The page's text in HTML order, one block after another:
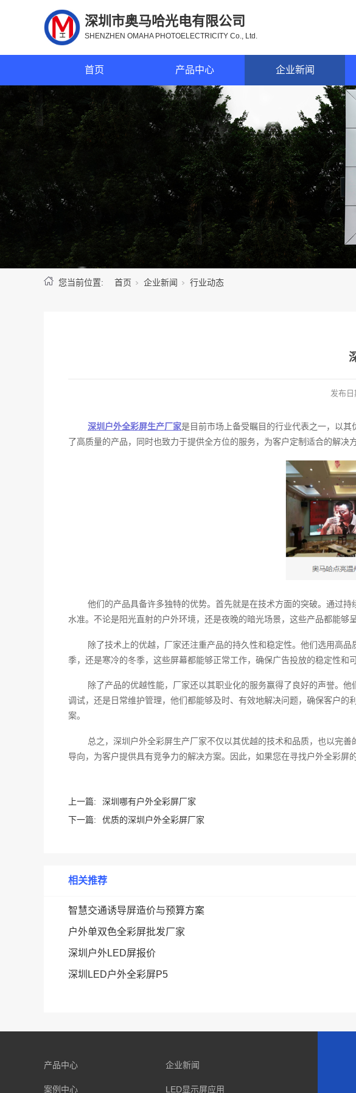
深圳市奥马哈光电有限公司
SHENZHEN OMAHA PHOTOELECTRICITY Co., Ltd.
首页 产品中心 企业新闻
您当前位置: 首页 企业新闻 行业动态
发布日
深圳户外全彩屏生产厂家是目前市场上备受瞩目的行业代表之一，以
了高质量的产品，同时也致力于提供全方位的服务，为客户定制适合的解决方
他们的产品具备许多独特的优势。首先就是在技术方面的突破。通过
水准。不论是阳光直射的户外环境，还是夜晚的暗光场景，这些产品都能够
除了技术上的优越，厂家还注重产品的持久性和稳定性。他们选用高
季，还是寒冷的冬季，这些屏幕都能够正常工作，确保广告投放的稳定性和
除了产品的优越性能，厂家还以其职业化的服务赢得了良好的声誉。
调试，还是日常维护管理，他们都能够及时、有效地解决问题，确保客户
案。
总之，深圳户外全彩屏生产厂家不仅以其优越的技术和品质，也以完
导向，为客户提供具有竞争力的解决方案。因此，如果您在寻找户外全彩屏
上一篇:
深圳哪有户外全彩屏厂家
下一篇:
优质的深圳户外全彩屏厂家
相关推荐
智慧交通诱导屏造价与预算方案
户外单双色全彩屏批发厂家
深圳户外LED屏报价
深圳LED户外全彩屏P5
产品中心 企业新闻
案例中心 LED显示屏应用